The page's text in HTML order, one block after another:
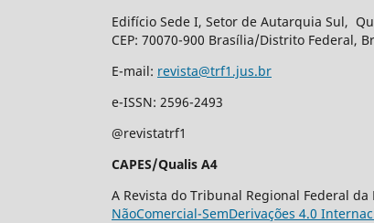
Edifício Sede I, Setor de Autarquia Sul,
CEP: 70070-900 Brasília/Distrito Federal,
E-mail: revista@trf1.jus.br
e-ISSN: 2596-2493
@revistatrf1
CAPES/Qualis A4
A Revista do Tribunal Regional Federal
NãoComercial-SemDerivações 4.0